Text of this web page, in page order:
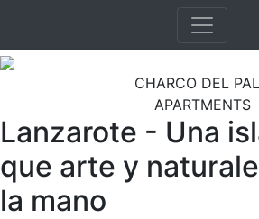
CHARCO DEL
APARTMENTS
Lanzarote - Una
que arte y
la mano